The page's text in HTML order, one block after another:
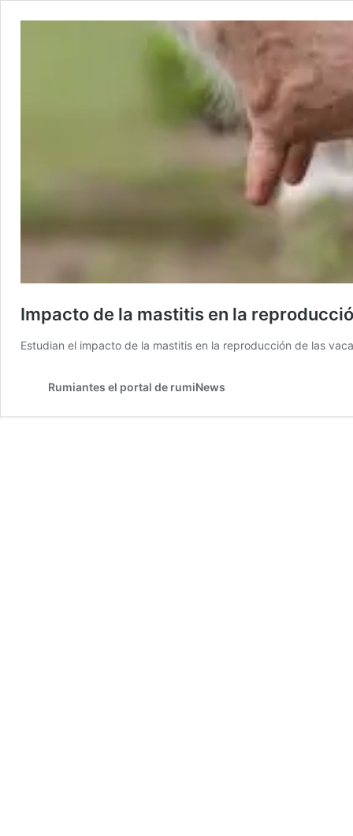
Impacto de la mastitis en la
Estudian el impacto de la mastitis en la reproducción de las
Rumiantes el portal de rumiNews